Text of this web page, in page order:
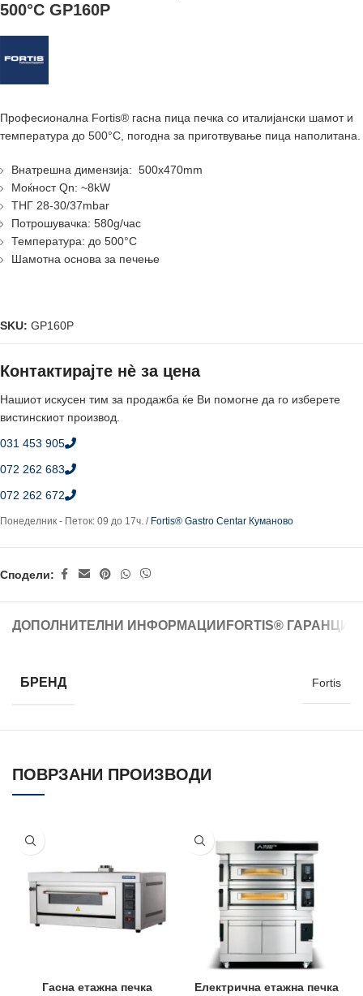
500°C GP160P
Професионална Fortis® гасна пица печка со италијански шамот и
температура до 500°C, погодна за приготвување пица наполитана.
Внатрешна димензија: 500x470mm
Моќност Qn: ~8kW
ТНГ 28-30/37mbar
Потрошувачка: 580g/час
Температура: до 500°C
Шамотна основа за печење
SKU: GP160P
Контактирајте нè за цена
Нашиот искусен тим за продажба ќе Ви помогне да го изберете
вистинскиот производ.
031 453 905
072 262 683
072 262 672
Понеделник - Петок: 09 до 17ч. / Fortis® Gastro Centar Куманово
Сподели:
ДОПОЛНИТЕЛНИ ИНФОРМАЦИИ FORTIS®
БРЕНД Fortis
ПОВРЗАНИ ПРОИЗВОДИ
Гасна етажна печка
Електрична етажна печка